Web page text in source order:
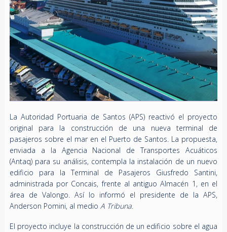
La Autoridad Portuaria de Santos (APS) reactivó el proyecto
original para la construcción de una nueva terminal de
pasajeros sobre el mar en el Puerto de Santos. La propuesta,
enviada a la Agencia Nacional de Transportes Acuáticos
(Antaq) para su análisis, contempla la instalación de un nuevo
edificio para la Terminal de Pasajeros Giusfredo Santini,
administrada por Concais, frente al antiguo Almacén 1, en el
área de Valongo. Así lo informó el presidente de la APS,
Anderson Pomini, al medio A Tribuna.
El proyecto incluye la construcción de un edificio sobre el agua